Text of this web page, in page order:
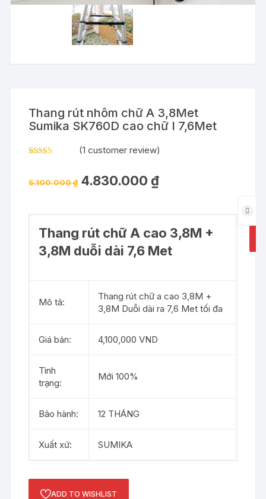
Thang rút nhôm chữ A 3,8Met
Sumika SK760D cao chữ I 7,6Met
based on
(1 customer review)
5.100.000₫ 4.830.000 ₫
Thang rút chữ A cao 3,8M +
3,8M duỗi dài 7,6 Met
Mô tả:
Thang rút chữ a cao 3,8M +
3,8M Duỗi dài ra 7,6 Met tối đa
Giá bán: 4,100,000 VND
Tình
trạng:
Mới 100%
Bảo hành: 12 THÁNG
Xuất xứ: SUMIKA
rút
nhôm
ADD TO WISHLIST